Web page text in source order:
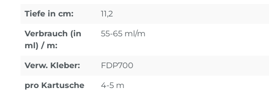
Tiefe in cm: 11,2
Verbrauch (in
ml) / m:
55-65 ml/m
Verw. Kleber: FDP700
pro Kartusche
4-5 m